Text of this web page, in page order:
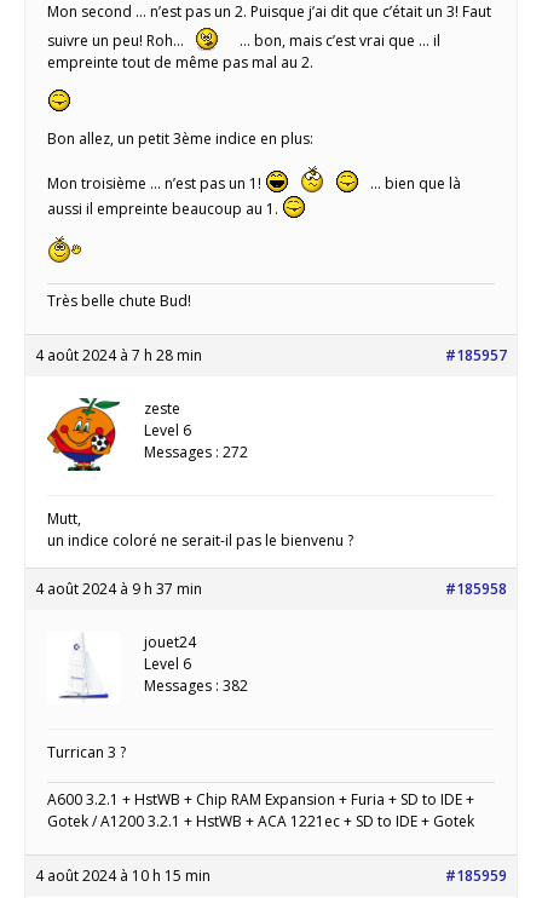
Mon second … n’est pas un 2. Puisque j’ai dit que c’était un 3! Faut
suivre un peu! Roh…
… bon, mais c’est vrai que … il
empreinte tout de même pas mal au 2.
Bon allez, un petit 3ème indice en plus:
Mon troisième … n’est pas un 1!
… bien que là
aussi il empreinte beaucoup au 1.
Très belle chute Bud!
4 août 2024 à 7 h 28 min #185957
zeste
Level 6
Messages : 272
Mutt,
un indice coloré ne serait-il pas le bienvenu ?
4 août 2024 à 9 h 37 min #185958
jouet24
Level 6
Messages : 382
Turrican 3 ?
A600 3.2.1 + HstWB + Chip RAM Expansion + Furia + SD to IDE +
Gotek / A1200 3.2.1 + HstWB + ACA 1221ec + SD to IDE + Gotek
4 août 2024 à 10 h 15 min #185959